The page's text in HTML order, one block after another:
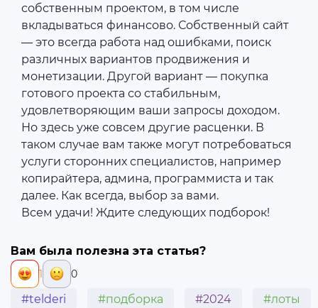
собственным проектом, в том числе
вкладываться финансово. Собственный сайт
— это всегда работа над ошибками, поиск
различных вариантов продвижения и
монетизации. Другой вариант — покупка
готового проекта со стабильным,
удовлетворяющим ваши запросы доходом.
Но здесь уже совсем другие расценки. В
таком случае вам также могут потребоваться
услуги сторонних специалистов, например
копирайтера, админа, программиста и так
далее. Как всегда, выбор за вами.
Всем удачи! Ждите следующих подборок!
Вам была полезна эта статья?
1 0
#telderi #подборка #2024 #лоты